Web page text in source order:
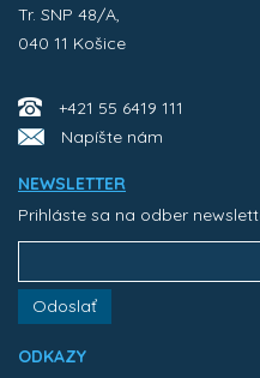
Tr. SNP 48/A,
040 11 Košice
+421 55 6419 111
Napíšte nám
NEWSLETTER
Prihláste sa na odber
Odoslať
ODKAZY